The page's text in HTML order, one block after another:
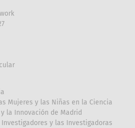
Mujeres y las Niñas en la Ciencia
la Innovación de Madrid
y las Investigadoras